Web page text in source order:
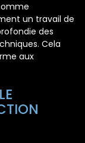
un travail de
des
Cela
aux